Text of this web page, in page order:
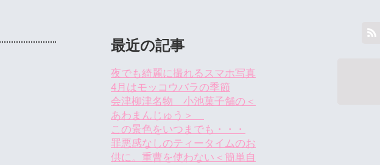
最近の記事
夜でも綺麗に撮れるスマホ写真
4月はモッコウバラの季節
会津柳津名物 小池菓子舗の＜
あわまんじゅう＞
この景色をいつまでも・・・
罪悪感なしのティータイムのお
供に。重曹を使わない＜簡単自